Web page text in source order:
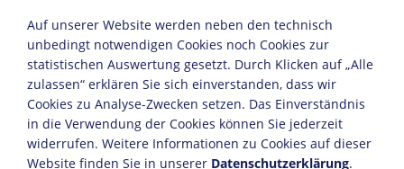
reichsweiten Organisation zusammen, wobei man früh
die Kooperation mit dem ebenfalls reichsweit
organisierten Republikanischen Reichsbund suchte, der
sich jedoch nicht als Wehrverband definierte. Wie alle
Wehrverbände war das Reichsbanner als Verein
organisiert und pflegte einen militärischen Habitus.
Folgerichtig fanden Frauen, denen damals der Militär-
Auf unserer Website werden neben den technisch
unbedingt notwendigen Cookies noch Cookies zur
statistischen Auswertung gesetzt. Durch Klicken auf „Alle
zulassen“ erklären Sie sich einverstanden, dass wir
Cookies zu Analyse-Zwecken setzen. Das Einverständnis
in die Verwendung der Cookies können Sie jederzeit
widerrufen. Weitere Informationen zu Cookies auf dieser
Website finden Sie in unserer Datenschutzerklärung.